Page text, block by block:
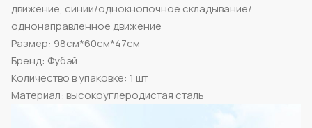
движение, синий/однокнопочное складывание/
однонаправленное движение
Размер: 98см*60см*47см
Бренд: Фубэй
Количество в упаковке: 1 шт
Материал: высокоуглеродистая сталь